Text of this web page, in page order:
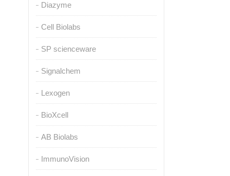
Diazyme
Cell Biolabs
SP scienceware
Signalchem
Lexogen
BioXcell
AB Biolabs
ImmunoVision